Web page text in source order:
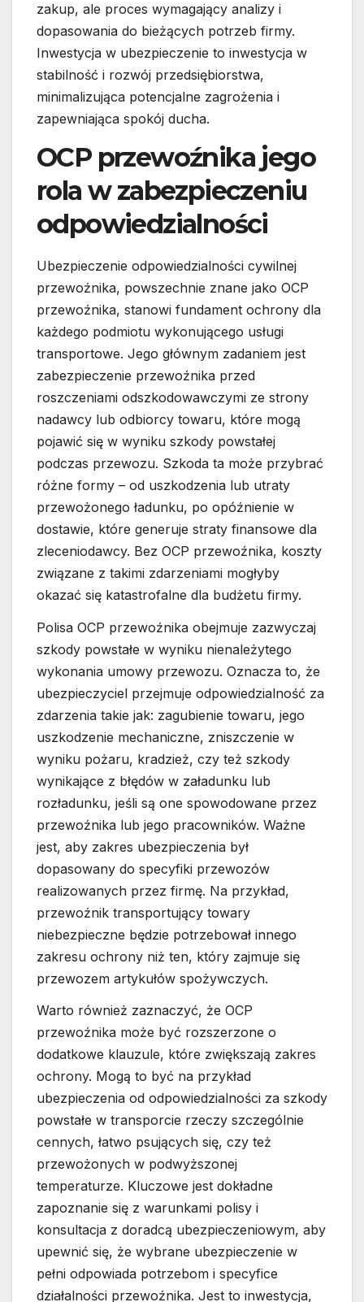
zakup, ale proces wymagający analizy i
dopasowania do bieżących potrzeb firmy.
Inwestycja w ubezpieczenie to inwestycja w
stabilność i rozwój przedsiębiorstwa,
minimalizująca potencjalne zagrożenia i
zapewniająca spokój ducha.
OCP przewoźnika jego
rola w zabezpieczeniu
odpowiedzialności
Ubezpieczenie odpowiedzialności cywilnej
przewoźnika, powszechnie znane jako OCP
przewoźnika, stanowi fundament ochrony dla
każdego podmiotu wykonującego usługi
transportowe. Jego głównym zadaniem jest
zabezpieczenie przewoźnika przed
roszczeniami odszkodowawczymi ze strony
nadawcy lub odbiorcy towaru, które mogą
pojawić się w wyniku szkody powstałej
podczas przewozu. Szkoda ta może przybrać
różne formy – od uszkodzenia lub utraty
przewożonego ładunku, po opóźnienie w
dostawie, które generuje straty finansowe dla
zleceniodawcy. Bez OCP przewoźnika, koszty
związane z takimi zdarzeniami mogłyby
okazać się katastrofalne dla budżetu firmy.
Polisa OCP przewoźnika obejmuje zazwyczaj
szkody powstałe w wyniku nienależytego
wykonania umowy przewozu. Oznacza to, że
ubezpieczyciel przejmuje odpowiedzialność za
zdarzenia takie jak: zagubienie towaru, jego
uszkodzenie mechaniczne, zniszczenie w
wyniku pożaru, kradzież, czy też szkody
wynikające z błędów w załadunku lub
rozładunku, jeśli są one spowodowane przez
przewoźnika lub jego pracowników. Ważne
jest, aby zakres ubezpieczenia był
dopasowany do specyfiki przewozów
realizowanych przez firmę. Na przykład,
przewoźnik transportujący towary
niebezpieczne będzie potrzebował innego
zakresu ochrony niż ten, który zajmuje się
przewozem artykułów spożywczych.
Warto również zaznaczyć, że OCP
przewoźnika może być rozszerzone o
dodatkowe klauzule, które zwiększają zakres
ochrony. Mogą to być na przykład
ubezpieczenia od odpowiedzialności za szkody
powstałe w transporcie rzeczy szczególnie
cennych, łatwo psujących się, czy też
przewożonych w podwyższonej
temperaturze. Kluczowe jest dokładne
zapoznanie się z warunkami polisy i
konsultacja z doradcą ubezpieczeniowym, aby
upewnić się, że wybrane ubezpieczenie w
pełni odpowiada potrzebom i specyfice
działalności przewoźnika. Jest to inwestycja,